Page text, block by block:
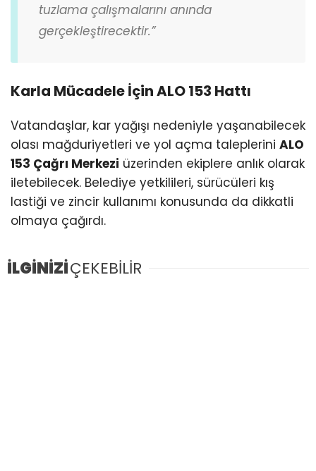
tuzlama çalışmalarını anında
gerçekleştirecektir.”
Karla Mücadele İçin ALO 153 Hattı
Vatandaşlar, kar yağışı nedeniyle yaşanabilecek
olası mağduriyetleri ve yol açma taleplerini ALO
153 Çağrı Merkezi üzerinden ekiplere anlık olarak
iletebilecek. Belediye yetkilileri, sürücüleri kış
lastiği ve zincir kullanımı konusunda da dikkatli
olmaya çağırdı.
İLGİNİZİÇEKEBİLİR